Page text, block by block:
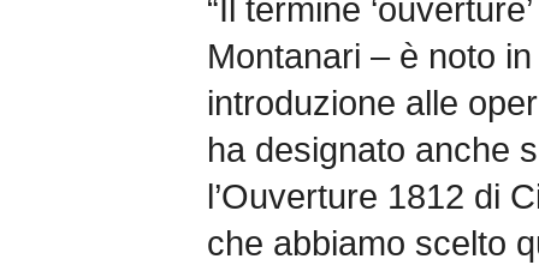
“Il termine
Montanari – è noto
introduzione alle
ha designato anche
l’Ouverture 1812 di
che abbiamo scelto